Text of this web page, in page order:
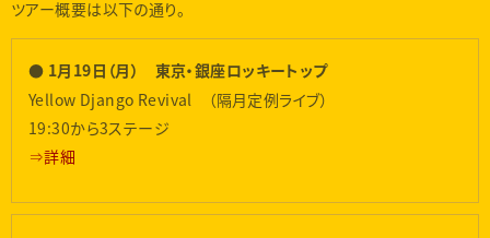
ツアー概要は以下の通り。
● 1月19日（月） 東京・銀座ロッキートップ
Yellow Django Revival （隔月定例ライブ）
19:30から3ステージ
⇒詳細